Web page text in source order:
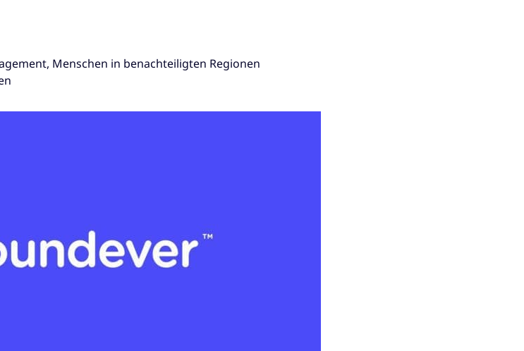
Menschen in benachteiligten Regionen